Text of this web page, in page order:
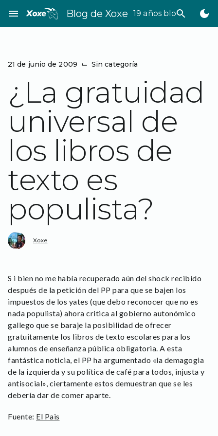
contenido
menu Blog de Xoxe 19 años bloggeando
search dark_mode
21 de junio de 2009 ⌙ Sin categoría
¿La gratuidad
universal de
los libros de
texto es
populista?
Xoxe
S i bien no me había recuperado aún del shock recibido
después de la petición del PP para que se bajen los
impuestos de los yates (que debo reconocer que no es
nada populista) ahora critica al gobierno autonómico
gallego que se baraje la posibilidad de ofrecer
gratuitamente los libros de texto escolares para los
alumnos de enseñanza pública obligatoria. A esta
fantástica noticia, el PP ha argumentado «la demagogia
de la izquierda y su política de café para todos, injusta y
antisocial», ciertamente estos demuestran que se les
debería dar de comer aparte.
Fuente: El Pais